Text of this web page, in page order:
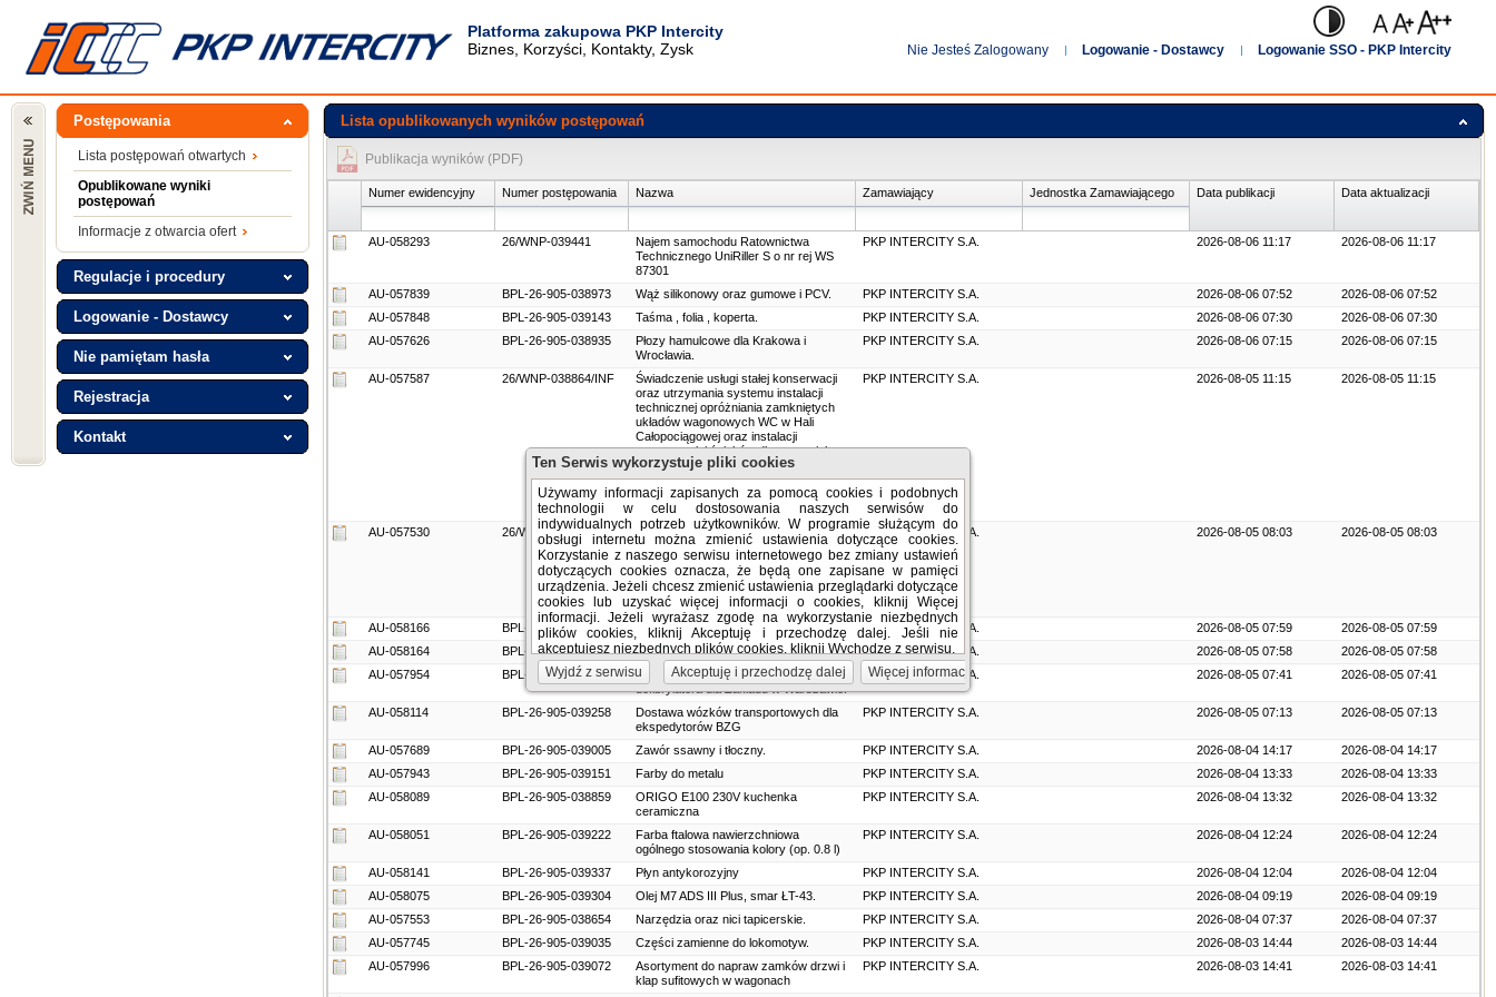
Platforma zakupowa PKP Intercity
Biznes, Korzyści, Kontakty, Zysk
Nie Jesteś Zalogowany Logowanie - Dostawcy Logowanie SSO - PKP Intercity
Postępowania
Lista postępowań otwartych
Opublikowane wyniki
postępowań
Informacje z otwarcia ofert
Regulacje i procedury
Logowanie - Dostawcy
Nie pamiętam hasła
Rejestracja
Kontakt
Lista opublikowanych wyników postępowań
Publikacja wyników (PDF)
Numer ewidencyjny Numer postępowania Nazwa Zamawiający Jednostka Zamawiającego Data publikacji Data aktualizacji
AU-058293 26/WNP-039441
Najem samochodu Ratownictwa
Technicznego UniRiller S o nr rej WS
87301
PKP INTERCITY S.A. 2026-08-06 11:17 2026-08-06 11:17
AU-057839 BPL-26-905-038973 Wąż silikonowy oraz gumowe i PCV. PKP INTERCITY S.A. 2026-08-06 07:52
2026-08-06 07:52
AU-057848
BPL-26-905-039143 Taśma , folia , koperta. PKP INTERCITY S.A. 2026-08-06 07:30
2026-08-06 07:30
AU-057626
BPL-26-905-038935
Płozy hamulcowe dla Krakowa i
Wrocławia.
PKP INTERCITY S.A. 2026-08-06 07:15 2026-08-06 07:15
AU-057587 26/WNP-038864/INF
Świadczenie usługi stałej konserwacji
oraz utrzymania systemu instalacji
technicznej opróżniania zamkniętych
układów wagonowych WC w Hali
Całopociągowej oraz instalacji
oczyszczalni ścieków dla stanowiska
czyszczeń okresowych wagonów oraz
instalacji oczyszczalni kontenerowej
wody obiegowej na bocznicy kolejowej
Warszawa Grochów
PKP INTERCITY S.A. 2026-08-05 11:15 2026-08-05 11:15
AU-057530 26/WNP-038869/INF
Świadczenie usług serwisowych,
konserwacyjnych oraz napraw
awaryjnych infrastruktury
magazynowania i dystrybucji paliw dla
PKP Intercity S.A. znajdujących się na
terenach Zakładów Spółki
PKP INTERCITY S.A. 2026-08-05 08:03 2026-08-05 08:03
AU-058166 BPL-26-905-039375 Koszulki termoizolacyjne PKP INTERCITY S.A. 2026-08-05 07:59
2026-08-05 07:59
AU-058164
BPL-26-905-039359 Akcesoria spawalnicze 1. PKP INTERCITY S.A. 2026-08-05 07:58
2026-08-05 07:58
AU-057954
BPL-26-905-039020
Szafka metalowa wewnętrzna do
defibrylatora dla Zakładu w Warszawie.
PKP INTERCITY S.A. 2026-08-05 07:41 2026-08-05 07:41
AU-058114 BPL-26-905-039258
Dostawa wózków transportowych dla
ekspedytorów BZG
PKP INTERCITY S.A. 2026-08-05 07:13 2026-08-05 07:13
AU-057689 BPL-26-905-039005 Zawór ssawny i tłoczny. PKP INTERCITY S.A. 2026-08-04 14:17
2026-08-04 14:17
AU-057943
BPL-26-905-039151 Farby do metalu PKP INTERCITY S.A. 2026-08-04 13:33
2026-08-04 13:33
AU-058089
BPL-26-905-038859
ORIGO E100 230V kuchenka
ceramiczna
PKP INTERCITY S.A. 2026-08-04 13:32 2026-08-04 13:32
AU-058051 BPL-26-905-039222
Farba ftalowa nawierzchniowa
ogólnego stosowania kolory (op. 0.8 l)
PKP INTERCITY S.A. 2026-08-04 12:24 2026-08-04 12:24
AU-058141 BPL-26-905-039337 Płyn antykorozyjny PKP INTERCITY S.A. 2026-08-04 12:04
2026-08-04 12:04
AU-058075
BPL-26-905-039304 Olej M7 ADS III Plus, smar ŁT-43. PKP INTERCITY S.A. 2026-08-04 09:19
2026-08-04 09:19
AU-057553
BPL-26-905-038654 Narzędzia oraz nici tapicerskie. PKP INTERCITY S.A. 2026-08-04 07:37
2026-08-04 07:37
AU-057745
BPL-26-905-039035 Części zamienne do lokomotyw. PKP INTERCITY S.A. 2026-08-03 14:44
2026-08-03 14:44
AU-057996
BPL-26-905-039072
Asortyment do napraw zamków drzwi i
klap sufitowych w wagonach
PKP INTERCITY S.A. 2026-08-03 14:41 2026-08-03 14:41
Ten Serwis wykorzystuje pliki cookies
Używamy informacji zapisanych za pomocą cookies i podobnych
technologii w celu dostosowania naszych serwisów do
indywidualnych potrzeb użytkowników. W programie służącym do
obsługi internetu można zmienić ustawienia dotyczące cookies.
Korzystanie z naszego serwisu internetowego bez zmiany ustawień
dotyczących cookies oznacza, że będą one zapisane w pamięci
urządzenia. Jeżeli chcesz zmienić ustawienia przeglądarki dotyczące
cookies lub uzyskać więcej informacji o cookies, kliknij Więcej
informacji. Jeżeli wyrażasz zgodę na wykorzystanie niezbędnych
plików cookies, kliknij Akceptuję i przechodzę dalej. Jeśli nie
akceptujesz niezbędnych plików cookies, kliknij Wychodzę z serwisu.
Wyjdź z serwisu
Akceptuję i przechodzę dalej Więcej informacji